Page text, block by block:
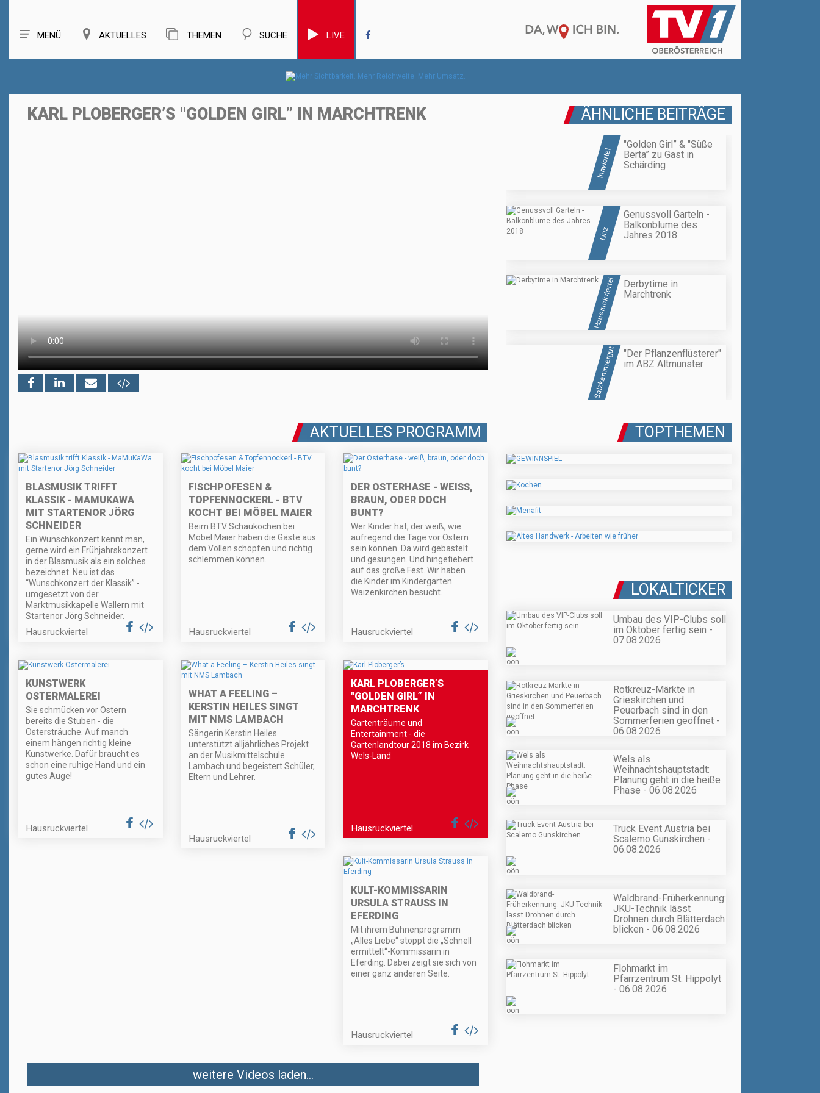
MENÜ AKTUELLES THEMEN SUCHE LIVE
KARL PLOBERGER’S "GOLDEN GIRL” IN MARCHTRENK ÄHNLICHE BEITRÄGE
Innviertel
"Golden Girl” & "Süße
Berta” zu Gast in
Schärding
Linz
Genussvoll Garteln -
Balkonblume des
Jahres 2018
Hausruckviertel
Derbytime in
Marchtrenk
Salzkammergut
"Der Pflanzenflüsterer"
im ABZ Altmünster
AKTUELLES PROGRAMM
BLASMUSIK TRIFFT
KLASSIK - MAMUKAWA
MIT STARTENOR JÖRG
SCHNEIDER
Ein Wunschkonzert kennt man,
gerne wird ein Frühjahrskonzert
in der Blasmusik als ein solches
bezeichnet. Neu ist das
“Wunschkonzert der Klassik” -
umgesetzt von der
Marktmusikkapelle Wallern mit
Startenor Jörg Schneider.
Hausruckviertel
FISCHPOFESEN &
TOPFENNOCKERL - BTV
KOCHT BEI MÖBEL MAIER
Beim BTV Schaukochen bei
Möbel Maier haben die Gäste aus
dem Vollen schöpfen und richtig
schlemmen können.
Hausruckviertel
DER OSTERHASE - WEISS, B
RAUN, ODER DOCH B
UNT?
Wer Kinder hat, der weiß, wie
aufregend die Tage vor Ostern
sein können. Da wird gebastelt
und gesungen. Und hingefiebert
auf das große Fest. Wir haben
die Kinder im Kindergarten
Waizenkirchen besucht.
Hausruckviertel
KUNSTWERK
OSTERMALEREI
Sie schmücken vor Ostern
bereits die Stuben - die
Ostersträuche. Auf manch
einem hängen richtig kleine
Kunstwerke. Dafür braucht es
schon eine ruhige Hand und ein
gutes Auge!
Hausruckviertel
WHAT A FEELING –
KERSTIN HEILES SINGT
MIT NMS LAMBACH
Sängerin Kerstin Heiles
unterstützt alljährliches Projekt
an der Musikmittelschule
Lambach und begeistert Schüler,
Eltern und Lehrer.
Hausruckviertel
KARL PLOBERGER’S
"GOLDEN GIRL” IN
MARCHTRENK
Gartenträume und
Entertainment - die
Gartenlandtour 2018 im Bezirk
Wels-Land
Hausruckviertel
KULT-KOMMISSARIN
URSULA STRAUSS IN
EFERDING
Mit ihrem Bühnenprogramm
„Alles Liebe“ stoppt die „Schnell
ermittelt“-Kommissarin in
Eferding. Dabei zeigt sie sich von
einer ganz anderen Seite.
Hausruckviertel
weitere Videos laden...
TOPTHEMEN
LOKALTICKER
Umbau des VIP-Clubs soll
im Oktober fertig sein -
07.08.2026
Rotkreuz-Märkte in
Grieskirchen und
Peuerbach sind in den
Sommerferien geöffnet -
06.08.2026
Wels als
Weihnachtshauptstadt:
Planung geht in die heiße
Phase - 06.08.2026
Truck Event Austria bei
Scalemo Gunskirchen -
06.08.2026
Waldbrand-Früherkennung:
JKU-Technik lässt
Drohnen durch Blätterdach
blicken - 06.08.2026
Flohmarkt im
Pfarrzentrum St. Hippolyt
- 06.08.2026